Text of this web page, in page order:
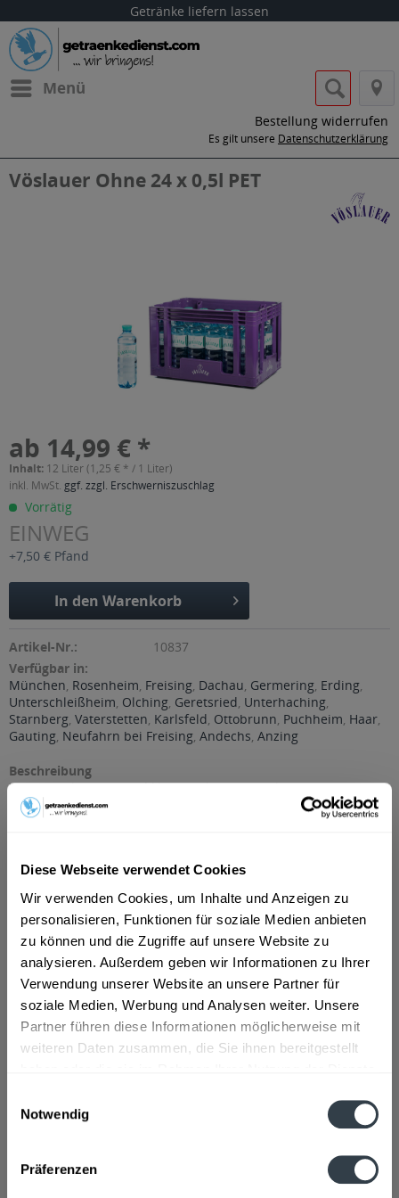
Diese Webseite verwendet Cookies
Wir verwenden Cookies, um Inhalte und Anzeigen zu
personalisieren, Funktionen für soziale Medien anbieten
zu können und die Zugriffe auf unsere Website zu
analysieren. Außerdem geben wir Informationen zu Ihrer
Verwendung unserer Website an unsere Partner für
soziale Medien, Werbung und Analysen weiter. Unsere
Partner führen diese Informationen möglicherweise mit
weiteren Daten zusammen, die Sie ihnen bereitgestellt
Notwendig
Präferenzen
Getränke liefern lassen
Menü
Bestellung widerrufen
Es gilt unsere Datenschutzerklärung
Vöslauer Ohne 24 x 0,5l PET
ab 14,99 € *
Inhalt: 12 Liter (1,25 € * / 1 Liter)
inkl. MwSt. ggf. zzgl. Erschwerniszuschlag
Vorrätig
EINWEG
+7,50 € Pfand
In den Warenkorb
Artikel-Nr.:
10837
Verfügbar in:
München, Rosenheim, Freising, Dachau, Germering, Erding,
Unterschleißheim, Olching, Geretsried, Unterhaching,
Starnberg, Vaterstetten, Karlsfeld, Ottobrunn, Puchheim, Haar,
Gauting, Neufahrn bei Freising, Andechs, Anzing
Beschreibung
"Ursprünglich rein und klar - Vöslauer Natürliches
Mineralwasser. geschaffen von nichts als der...
mehr
"Ursprünglich rein und klar - Vöslauer Natürliches
am Quellort abgefüllt. Damit Sie sich rundum wohlfühlen.
Erleben Sie unsere Quelle interaktiv und entdecken Sie,
woher unser Mineralwasser kommt und was alles in
Vöslauer steckt.", sagt der Hersteller.
Material:
PET - Mehrweg
Flaschengröße:
0,5 l
Zutaten und Allergene
Natürliches Mineralwasser